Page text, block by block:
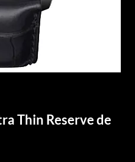
Thin Reserve de